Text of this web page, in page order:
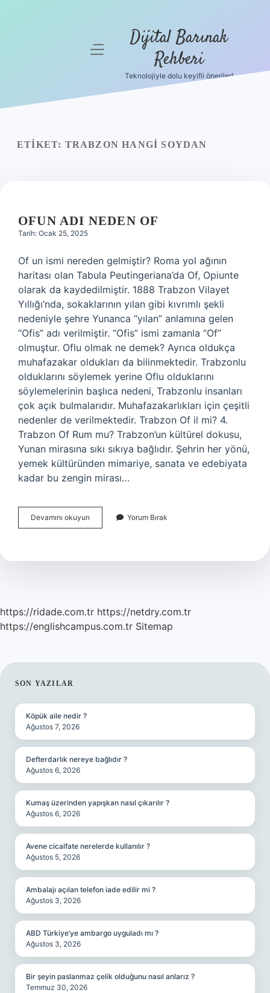
menüyü
Dijital Barınak
Rehberi
Teknolojiyle dolu keyifli öneriler!
ETIKET: TRABZON HANGI SOYDAN
OFUN ADI NEDEN OF
Tarih: Ocak 25, 2025
Of un ismi nereden gelmiştir? Roma yol ağının
haritası olan Tabula Peutingeriana’da Of, Opiunte
olarak da kaydedilmiştir. 1888 Trabzon Vilayet
Yıllığı’nda, sokaklarının yılan gibi kıvrımlı şekli
nedeniyle şehre Yunanca “yılan” anlamına gelen
“Ofis” adı verilmiştir. “Ofis” ismi zamanla “Of”
olmuştur. Oflu olmak ne demek? Ayrıca oldukça
muhafazakar oldukları da bilinmektedir. Trabzonlu
olduklarını söylemek yerine Oflu olduklarını
söylemelerinin başlıca nedeni, Trabzonlu insanları
çok açık bulmalarıdır. Muhafazakarlıkları için çeşitli
nedenler de verilmektedir. Trabzon Of il mi? 4.
Trabzon Of Rum mu? Trabzon’un kültürel dokusu,
Yunan mirasına sıkı sıkıya bağlıdır. Şehrin her yönü,
yemek kültüründen mimariye, sanata ve edebiyata
kadar bu zengin mirası…
Devamını okuyun
Adı
Yorum Bırak
https://ridade.com.tr https://netdry.com.tr
https://englishcampus.com.tr Sitemap
SIDEBAR
SON YAZILAR
Köpük aile nedir ?
Ağustos 7, 2026
Defterdarlık nereye bağlıdır ?
Ağustos 6, 2026
Kumaş üzerinden yapışkan nasıl çıkarılır ?
Ağustos 6, 2026
Avene cicalfate nerelerde kullanılır ?
Ağustos 5, 2026
Ambalajı açılan telefon iade edilir mi ?
Ağustos 3, 2026
ABD Türkiye’ye ambargo uyguladı mı ?
Ağustos 3, 2026
Bir şeyin paslanmaz çelik olduğunu nasıl anlarız ?
Temmuz 30, 2026